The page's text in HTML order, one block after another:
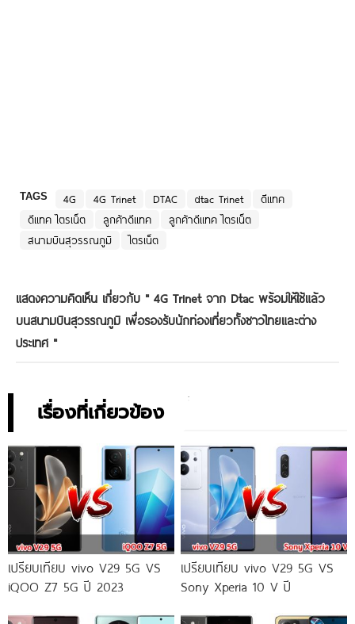
TAGS 4G 4G Trinet DTAC dtac Trinet
ดีแทค
ดีแทค ไตรเน็ต
ลูกค้าดีแทค
ลูกค้าดีแทค ไตรเน็ต
สนามบินสุวรรณภูมิ
ไตรเน็ต
แสดงความคิดเห็น เกี่ยวกับ " 4G Trinet จาก Dtac พร้อมให้ใช้แล้ว
บนสนามบินสุวรรณภูมิ เพื่อรองรับนักท่องเที่ยวทั้งชาวไทยและต่าง
ประเทศ "
เรื่องที่เกี่ยวข้อง
เปรียบเทียบ vivo V29 5G VS
iQOO Z7 5G ปี 2023
เปรียบเทียบ vivo V29 5G VS
Sony Xperia 10 V ปี